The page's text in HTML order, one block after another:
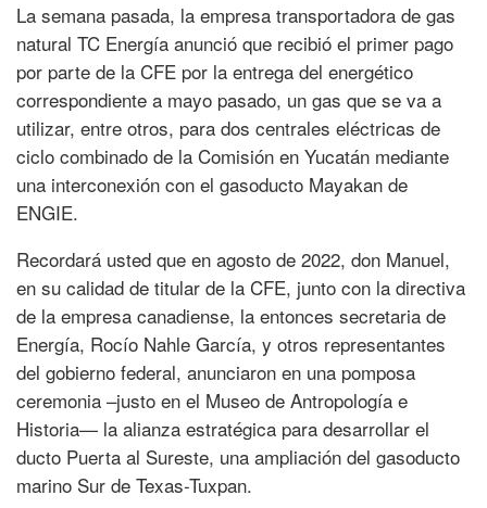
La semana pasada, la empresa transportadora de gas
natural TC Energía anunció que recibió el primer pago
por parte de la CFE por la entrega del energético
correspondiente a mayo pasado, un gas que se va a
utilizar, entre otros, para dos centrales eléctricas de
ciclo combinado de la Comisión en Yucatán mediante
una interconexión con el gasoducto Mayakan de
ENGIE.
Recordará usted que en agosto de 2022, don Manuel,
en su calidad de titular de la CFE, junto con la directiva
de la empresa canadiense, la entonces secretaria de
Energía, Rocío Nahle García, y otros representantes
del gobierno federal, anunciaron en una pomposa
ceremonia –justo en el Museo de Antropología e
Historia— la alianza estratégica para desarrollar el
ducto Puerta al Sureste, una ampliación del gasoducto
marino Sur de Texas-Tuxpan.